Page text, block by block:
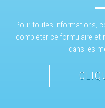
Pour toutes informations,
compléter ce formulaire et
dans les